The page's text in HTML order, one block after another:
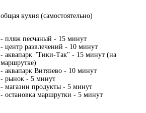
общая кухня (самостоятельно)
- пляж песчаный - 15 минут
- центр развлечений - 10 минут
- аквапарк "Тики-Так" - 15 минут (на
маршрутке)
- аквапарк Витязево - 10 минут
- рынок - 5 минут
- магазин продукты - 5 минут
- остановка маршрутки - 5 минут